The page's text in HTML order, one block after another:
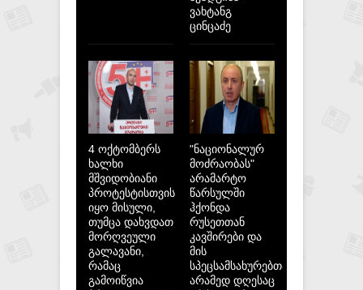
ვახტანგ
ცინცაძე
4 ოქტომბერს
ხალხი
მშვიდობიანი
პროტესტისთვის
იყო მისული,
თუმცა დახვდათ
მორღვეული
გალავანი,
რამაც
გამოიწვია
"ნაციონალურ
მოძრაობას"
არამარტო
წარსულში
ჰქონდა
რუსეთთან
კავშირები და
მის
სპეცსამსახურებთან,
არამედ დღესაც